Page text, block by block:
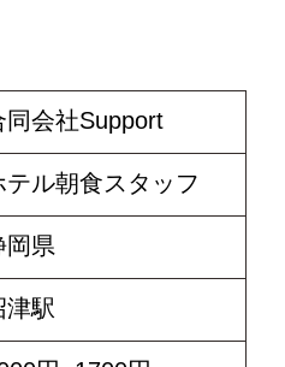
同会社Support
テル朝食スタッフ
岡県
津駅